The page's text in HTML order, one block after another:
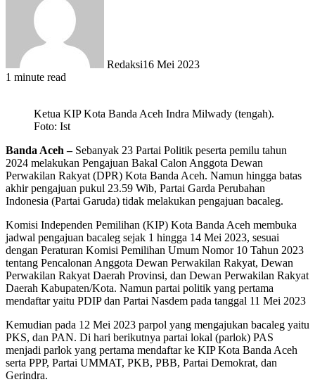
Redaksi16 Mei 2023
1 minute read
Ketua KIP Kota Banda Aceh Indra Milwady (tengah).
Foto: Ist
Banda Aceh – Sebanyak 23 Partai Politik peserta pemilu tahun
2024 melakukan Pengajuan Bakal Calon Anggota Dewan
Perwakilan Rakyat (DPR) Kota Banda Aceh. Namun hingga batas
akhir pengajuan pukul 23.59 Wib, Partai Garda Perubahan
Indonesia (Partai Garuda) tidak melakukan pengajuan bacaleg.
Komisi Independen Pemilihan (KIP) Kota Banda Aceh membuka
jadwal pengajuan bacaleg sejak 1 hingga 14 Mei 2023, sesuai
dengan Peraturan Komisi Pemilihan Umum Nomor 10 Tahun 2023
tentang Pencalonan Anggota Dewan Perwakilan Rakyat, Dewan
Perwakilan Rakyat Daerah Provinsi, dan Dewan Perwakilan Rakyat
Daerah Kabupaten/Kota. Namun partai politik yang pertama
mendaftar yaitu PDIP dan Partai Nasdem pada tanggal 11 Mei 2023
Kemudian pada 12 Mei 2023 parpol yang mengajukan bacaleg yaitu
PKS, dan PAN. Di hari berikutnya partai lokal (parlok) PAS
menjadi parlok yang pertama mendaftar ke KIP Kota Banda Aceh
serta PPP, Partai UMMAT, PKB, PBB, Partai Demokrat, dan
Gerindra.